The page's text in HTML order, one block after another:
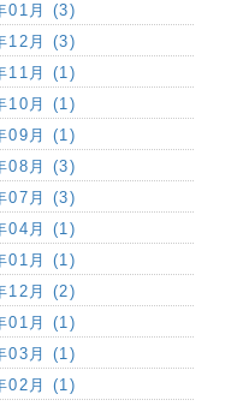
01月 (3)
12月 (3)
11月 (1)
10月 (1)
09月 (1)
08月 (3)
07月 (3)
04月 (1)
01月 (1)
12月 (2)
01月 (1)
03月 (1)
02月 (1)